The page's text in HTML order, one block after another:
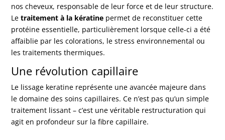
nos cheveux, responsable de leur force et de leur structure.
Le traitement à la kératine permet de reconstituer cette
protéine essentielle, particulièrement lorsque celle-ci a été
affaiblie par les colorations, le stress environnemental ou
les traitements thermiques.
Une révolution capillaire
Le lissage keratine représente une avancée majeure dans
le domaine des soins capillaires. Ce n’est pas qu’un simple
traitement lissant – c’est une véritable restructuration qui
agit en profondeur sur la fibre capillaire.